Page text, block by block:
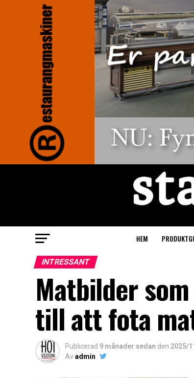
HEM
INTRESSANT
Matbilder
till att fota
Publicerad 9 månader sedan den 2025/
Avadmin